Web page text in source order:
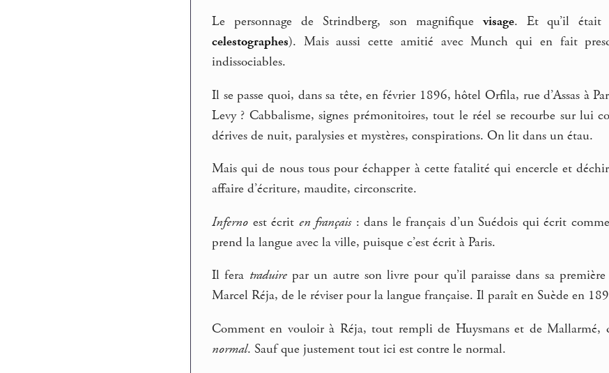
Le personnage de Strindberg, son magnifique visage. Et qu’il était
celestographes). Mais aussi cette amitié avec Munch qui en fait
indissociables.
Il se passe quoi, dans sa tête, en février 1896, hôtel Orfila, rue d’Assas à
Levy ? Cabbalisme, signes prémonitoires, tout le réel se recourbe sur lui
dérives de nuit, paralysies et mystères, conspirations. On lit dans un étau.
Mais qui de nous tous pour échapper à cette fatalité qui encercle et
affaire d’écriture, maudite, circonscrite.
Inferno est écrit en français: dans le français d’un Suédois qui écrit
prend la langue avec la ville, puisque c’est écrit à Paris.
Il fera traduirepar un autre son livre pour qu’il paraisse dans sa
Marcel Réja, de le réviser pour la langue française. Il paraît en Suède en
Comment en vouloir à Réja, tout rempli de Huysmans et de Mallarmé,
normal. Sauf que justement tout ici est contre le normal.